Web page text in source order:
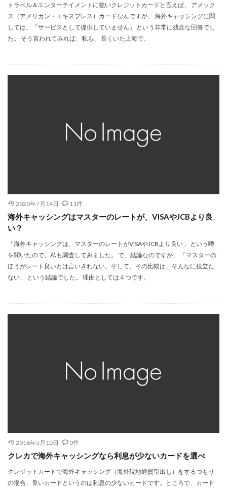
トラベル＆エンターテイメントに強いクレジットカードと言えば、 アメック
ス（アメリカン・エキスプレス）カードなんですが、 海外キャッシングに関
しては、「サービスとして提供していません」 という非常に残念な回答でし
た。 そう言われてみれば、私も、 長くいた上海で、
2020年7月14日 11件
海外キャッシングはマスターのレートが、VISAやJCBより良
い？
「海外キャッシングは、マスターのレートがVISAやJCBより良い」 という噂
を聞いたので、私も調査してみました。 で、結論なのですが、 「マスターの
ほうがレート良いとは言いきれない。そして、その比較は、そんなに役立た
ない」 という結論でした。 理由としては４つです。
2018年5月10日 0件
クレカで海外キャッシングなら利息が少ないカードを選べ
クレジットカードで海外キャッシング（海外現地通貨引出し）をするつもり
の場合、良いカードというのは利息の少ないカードです。ところで、カード